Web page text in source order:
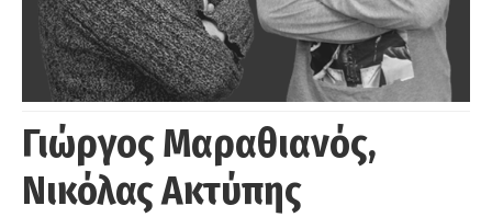
Γιώργος Μαραθιανός,
Νικόλας Ακτύπης